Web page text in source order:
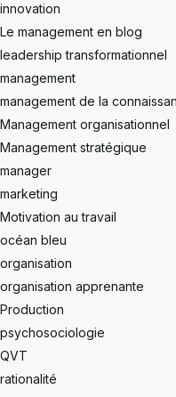
innovation
Le management en blog
leadership transformationnel
management
management de la
Management organisationnel
Management stratégique
manager
marketing
Motivation au travail
océan bleu
organisation
organisation apprenante
Production
psychosociologie
QVT
rationalité